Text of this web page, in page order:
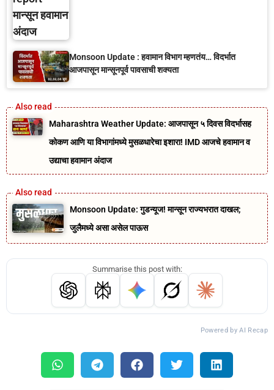
Monsoon Update : हवामान विभाग म्हणतंय… विदर्भात
आजपासून मान्सूनपूर्व पावसाची शक्यता
Maharashtra Weather Update: आजपासून ५ दिवस विदर्भासह
कोकण आणि या विभागांमध्ये मुसळधारेचा इशारा! IMD आजचे हवामान व
उद्याचा हवामान अंदाज
Monsoon Update: गुडन्यूज! मान्सून राज्यभरात दाखल;
जुलैमध्ये असा असेल पाऊस
Summarise this post with:
Powered by AI Recap